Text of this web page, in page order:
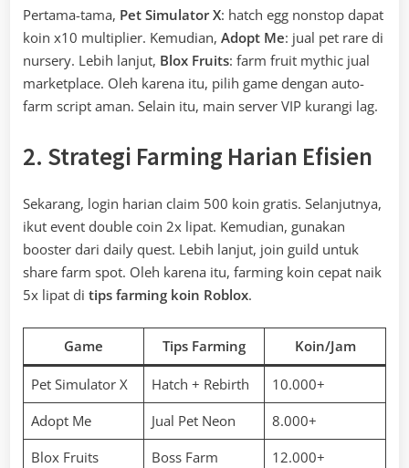
Pertama-tama, Pet Simulator X: hatch egg nonstop dapat
koin x10 multiplier. Kemudian, Adopt Me: jual pet rare di
nursery. Lebih lanjut, Blox Fruits: farm fruit mythic jual
marketplace. Oleh karena itu, pilih game dengan auto-
farm script aman. Selain itu, main server VIP kurangi lag.
2. Strategi Farming Harian Efisien
Sekarang, login harian claim 500 koin gratis. Selanjutnya,
ikut event double coin 2x lipat. Kemudian, gunakan
booster dari daily quest. Lebih lanjut, join guild untuk
share farm spot. Oleh karena itu, farming koin cepat naik
5x lipat di tips farming koin Roblox.
Game Tips Farming Koin/Jam
Pet Simulator X Hatch + Rebirth
10.000+
Adopt Me
Jual Pet Neon
8.000+
Blox Fruits
Boss Farm 12.000+